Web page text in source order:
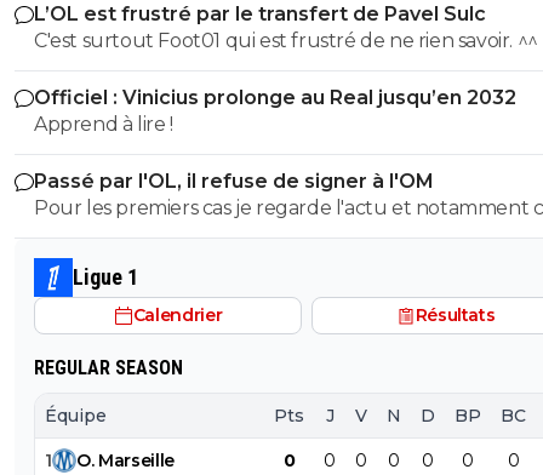
L’OL est frustré par le transfert de Pavel Sulc
C'est surtout Foot01 qui est frustré de ne rien savoir. ^^
Officiel : Vinicius prolonge au Real jusqu’en 2032
Apprend à lire !
Passé par l'OL, il refuse de signer à l'OM
Pour les premiers cas je regarde l'actu et notamment
du foot. Pour le dernier, rien qu'ici il y en a pléthore. Et toi, tu
es dans quel camp, les abrutis ou ceux qui viennent
foot avec respect?
Ligue 1
Calendrier Résultats
REGULAR SEASON
Équipe Pts J V N D BP BC
1 O. Marseille 0 0 0 0 0 0 0